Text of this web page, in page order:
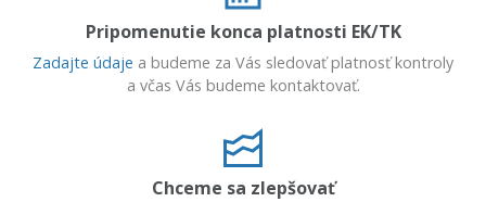
Pripomenutie konca platnosti EK/TK
Zadajte údaje a budeme za Vás sledovať platnosť kontroly
a včas Vás budeme kontaktovať.
Chceme sa zlepšovať